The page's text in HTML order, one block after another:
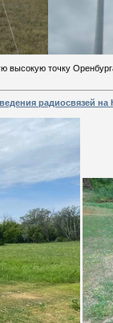
высокую точку
радиосвязей на